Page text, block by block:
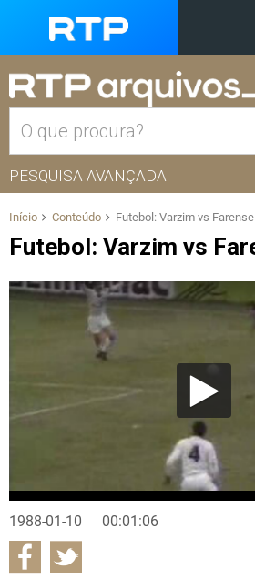
PESQUISA AVANÇADA
Início Conteúdo Futebol: Varzim vs Farense
Futebol: Varzim vs
1988-01-10 00:01:06